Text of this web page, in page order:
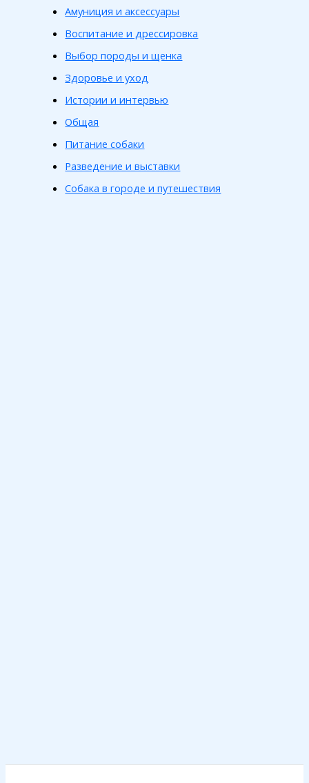
Амуниция и аксессуары
Воспитание и дрессировка
Выбор породы и щенка
Здоровье и уход
Истории и интервью
Общая
Питание собаки
Разведение и выставки
Собака в городе и путешествия